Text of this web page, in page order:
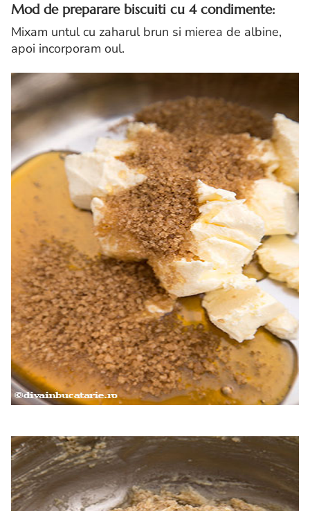
Mod de preparare biscuiti cu 4 condimente:
Mixam untul cu zaharul brun si mierea de albine,
apoi incorporam oul.